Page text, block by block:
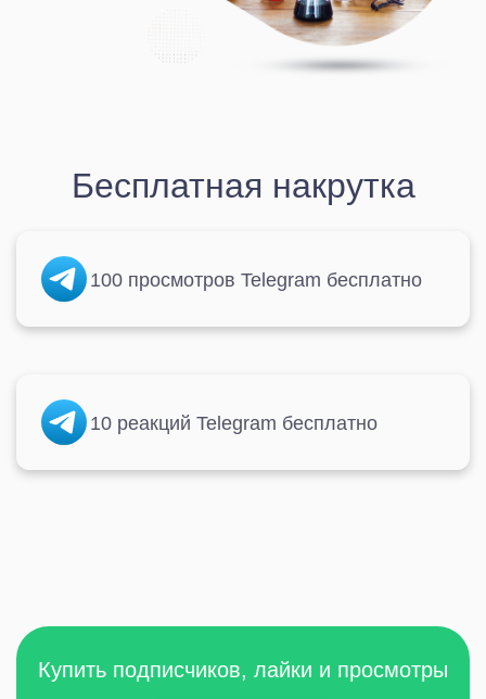
Бесплатная накрутка
100 просмотров Telegram бесплатно
10 реакций Telegram бесплатно
Купить подписчиков, лайки и просмотры